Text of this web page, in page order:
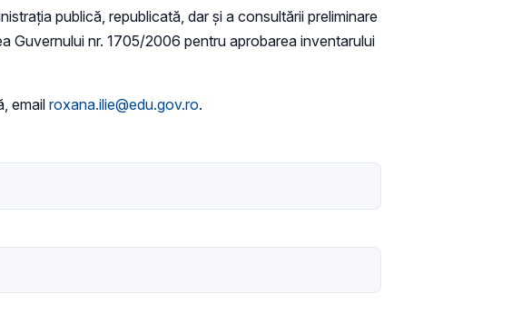
publică, republicată, dar și a consultării preliminare
Guvernului nr. 1705/2006 pentru aprobarea inventarului
email roxana.ilie@edu.gov.ro.